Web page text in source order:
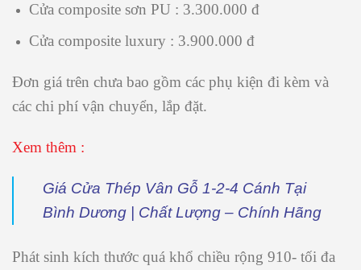
Cửa composite sơn PU : 3.300.000 đ
Cửa composite luxury : 3.900.000 đ
Đơn giá trên chưa bao gồm các phụ kiện đi kèm và
các chi phí vận chuyển, lắp đặt.
Xem thêm :
Giá Cửa Thép Vân Gỗ 1-2-4 Cánh Tại
Bình Dương | Chất Lượng – Chính Hãng
Phát sinh kích thước quá khổ chiều rộng 910- tối đa